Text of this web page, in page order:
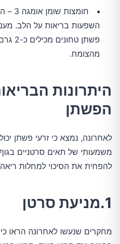
השפעות בריאות על הלב.
פשתן
מהצומח.
היתרונות
הפשתן
משמעותי של תאים סרטניים
להפחית את הסיכוי למחלות
1.מניעת סרטן
מחקרים שנעשו לאחרונה הראו כי